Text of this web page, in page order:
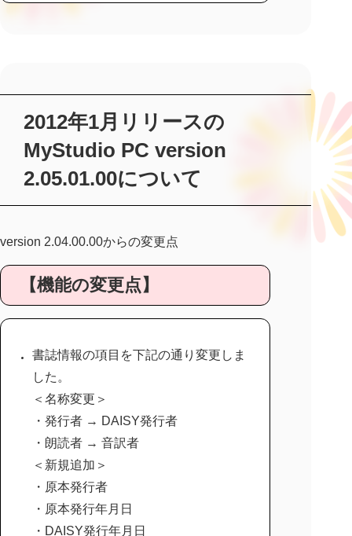
2012年1月リリースの
MyStudio PC version
2.05.01.00について
version 2.04.00.00からの変更点
【機能の変更点】
書誌情報の項目を下記の通り変更しま
した。
＜名称変更＞
・発行者 → DAISY発行者
・朗読者 → 音訳者
＜新規追加＞
・原本発行者
・原本発行年月日
・DAISY発行年月日